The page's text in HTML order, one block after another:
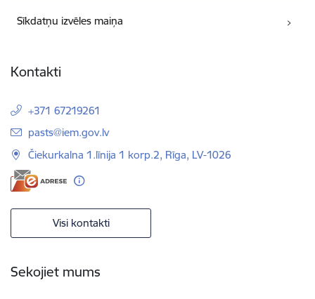
Sīkdatņu izvēles maiņa
Kontakti
+371 67219261
E-pasts:
pasts@iem.gov.lv
Čiekurkalna 1.līnija 1 korp.2, Rīga, LV-1026
Visi kontakti
Sekojiet mums